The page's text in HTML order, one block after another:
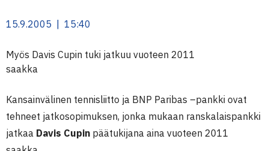
15.9.2005 | 15:40
Myös Davis Cupin tuki jatkuu vuoteen 2011
saakka
Kansainvälinen tennisliitto ja BNP Paribas –pankki ovat
tehneet jatkosopimuksen, jonka mukaan ranskalaispankki
jatkaa Davis Cupin päätukijana aina vuoteen 2011